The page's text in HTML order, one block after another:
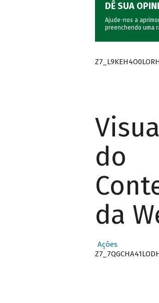
DÊ SUA
Ajude-nos a
preenchendo uma
do
da
Ações